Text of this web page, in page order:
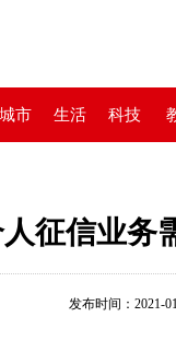
城市 生活 科技
征信业务
发布时间：2021-